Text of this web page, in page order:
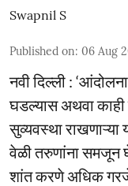
Swapnil S
Published on: 06 Aug
नवी दिल्ली :
घडल्यास अथवा
सुव्यवस्था राखणाऱ्या
वेळी तरुणांना समजून
शांत करणे अधिक